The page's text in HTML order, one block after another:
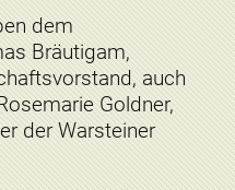
dem
Bräutigam,
auch
Goldner,
der Warsteiner